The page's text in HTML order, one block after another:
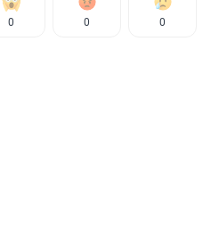
0 0 0